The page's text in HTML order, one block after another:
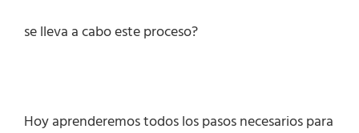
se lleva a cabo este proceso?
Hoy aprenderemos todos los pasos necesarios para